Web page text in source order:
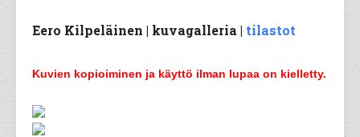
Eero Kilpeläinen | kuvagalleria | tilastot
Kuvien kopioiminen ja käyttö ilman lupaa on kielletty.